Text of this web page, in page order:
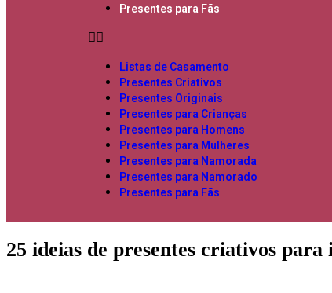
Presentes para Fãs
Listas de Casamento
Presentes Criativos
Presentes Originais
Presentes para Crianças
Presentes para Homens
Presentes para Mulheres
Presentes para Namorada
Presentes para Namorado
Presentes para Fãs
25 ideias de presentes criativos para